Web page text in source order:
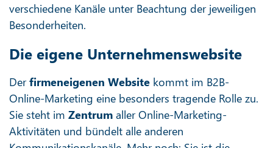
verschiedene Kanäle unter Beachtung der jeweiligen
Besonderheiten.
Die eigene Unternehmenswebsite
Derfirmeneigenen Website kommt im B2B-
Online-Marketing eine besonders tragende Rolle zu.
Sie steht im Zentrum aller Online-Marketing-
Aktivitäten und bündelt alle anderen